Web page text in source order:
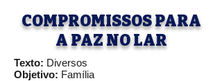
COMPROMISSOS PARA
A PAZ NO LAR
Texto: Diversos
Objetivo: Família